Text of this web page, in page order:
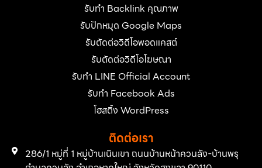
รับทำ Backlink คุณภาพ
รับปักหมุด Google Maps
รับตัดต่อวิดีโอพอดแคสต์
รับตัดต่อวิดีโอโฆษณา
รับทำ LINE Official Account
รับทำ Facebook Ads
โฮสติ้ง WordPress
ติดต่อเรา
286/1 หมู่ที่ 1 หมู่บ้านเนินเขา ถนนบ้านหน้าควนลัง-บ้านพรุ